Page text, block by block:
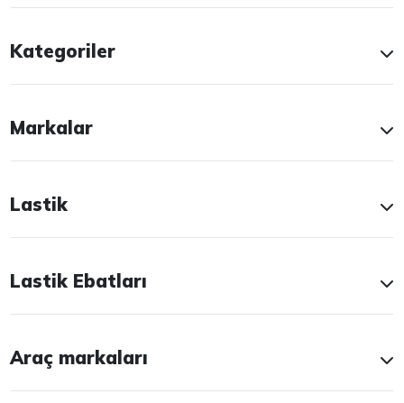
Kategoriler
Markalar
Lastik
Lastik Ebatları
Araç markaları